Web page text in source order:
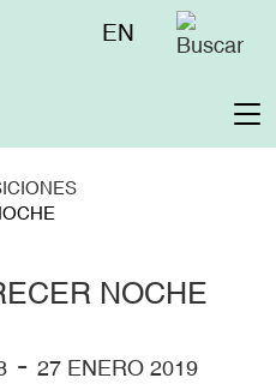
Menú
EN
NOCHE
- 27 ENERO 2019